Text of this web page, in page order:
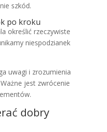
szkód.
po kroku
określić rzeczywiste
niespodzianek
uwagi i zrozumienia
jest zwrócenie
dobry